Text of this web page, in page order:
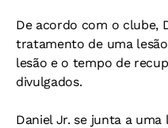
De acordo com o clube,
tratamento de uma
lesão e o tempo de
divulgados.
Daniel Jr. se junta a